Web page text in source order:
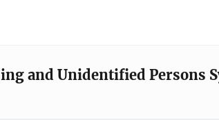
and Unidentified Persons